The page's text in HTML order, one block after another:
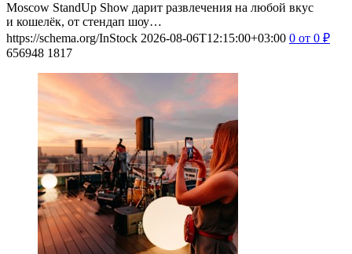
Moscow StandUp Show дарит развлечения на любой вкус
и кошелёк, от стендап шоу…
https://schema.org/InStock 2026-08-06T12:15:00+03:00 0 от 0 ₽
656948 1817